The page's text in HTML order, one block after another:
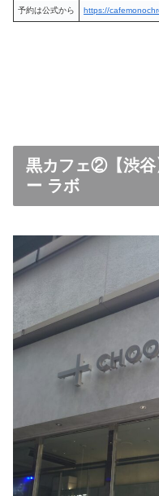
予約は公式から https://
黒カフェ②【渋谷
ー ラボ